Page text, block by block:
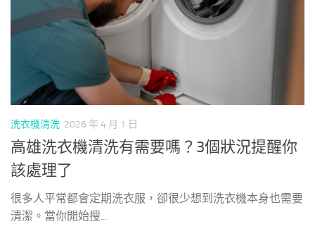
洗衣機清洗 2026 年 4 月 1 日
高雄洗衣機清洗有需要嗎？3個狀況提醒你
該處理了
很多人平常都會定期洗衣服，卻很少想到洗衣機本身也需要
清潔。當你開始搜...